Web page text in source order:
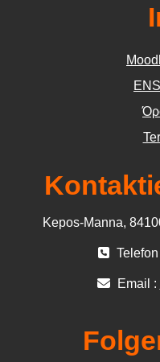
Kepos-Manna,
Email :